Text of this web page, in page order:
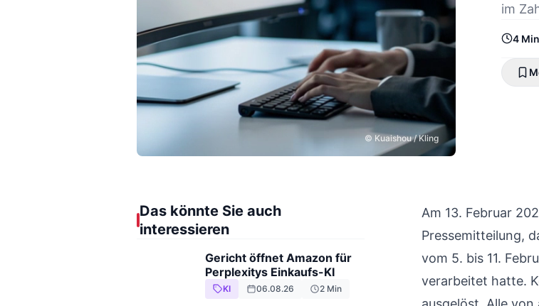
© Kuaishou / Kling
im
4
Das könnte Sie auch
interessieren
Gericht öffnet Amazon für
Perplexitys Einkaufs-KI
KI 06.08.26 2 Min
Am 13. Februar
Pressemitteilung,
vom 5. bis 11.
verarbeitet hatte.